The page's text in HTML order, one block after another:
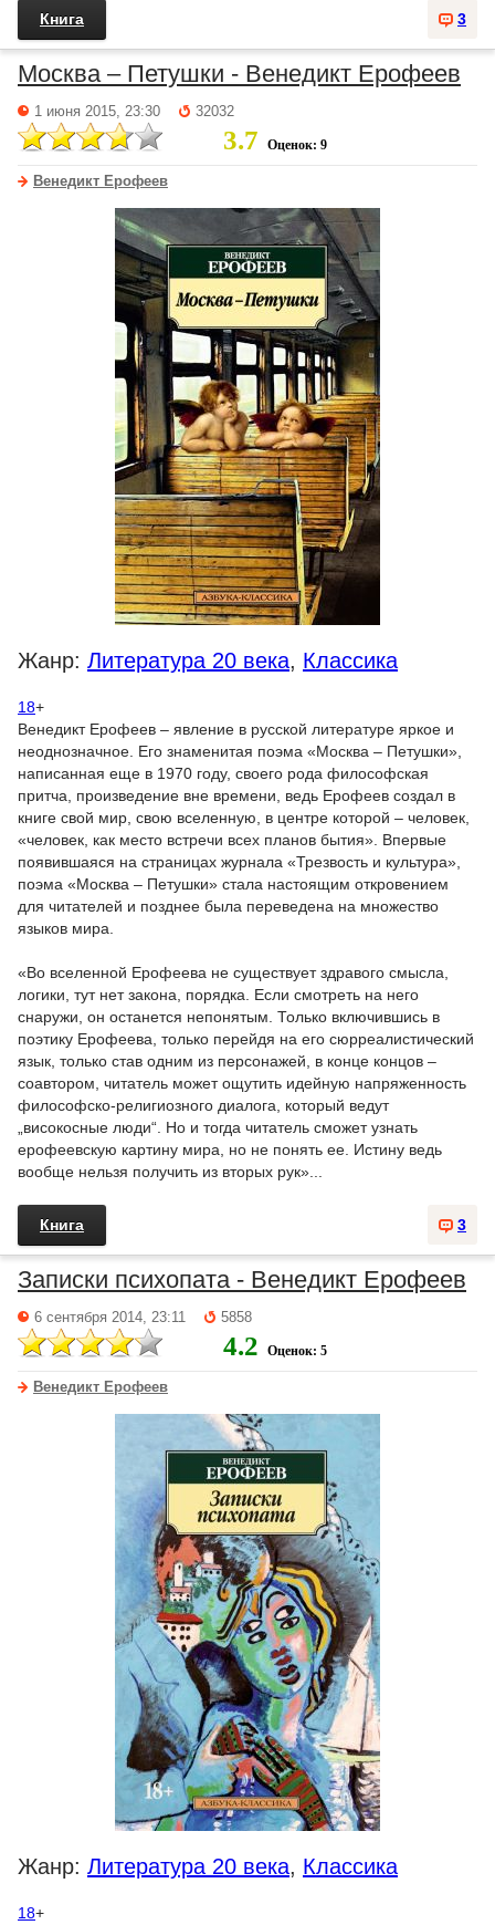
3
Книга
Москва – Петушки - Венедикт Ерофеев
1 июня 2015, 23:30 32032
3.7 Оценок: 9
Венедикт Ерофеев
Жанр: Литература 20 века, Классика
18+
Венедикт Ерофеев – явление в русской литературе яркое и
неоднозначное. Его знаменитая поэма «Москва – Петушки»,
написанная еще в 1970 году, своего рода философская
притча, произведение вне времени, ведь Ерофеев создал в
книге свой мир, свою вселенную, в центре которой – человек,
«человек, как место встречи всех планов бытия». Впервые
появившаяся на страницах журнала «Трезвость и культура»,
поэма «Москва – Петушки» стала настоящим откровением
для читателей и позднее была переведена на множество
языков мира.
«Во вселенной Ерофеева не существует здравого смысла,
логики, тут нет закона, порядка. Если смотреть на него
снаружи, он останется непонятым. Только включившись в
поэтику Ерофеева, только перейдя на его сюрреалистический
язык, только став одним из персонажей, в конце концов –
соавтором, читатель может ощутить идейную напряженность
философско-религиозного диалога, который ведут
„високосные люди“. Но и тогда читатель сможет узнать
ерофеевскую картину мира, но не понять ее. Истину ведь
вообще нельзя получить из вторых рук»...
3
Книга
Записки психопата - Венедикт Ерофеев
6 сентября 2014, 23:11 5858
4.2 Оценок: 5
Венедикт Ерофеев
Жанр: Литература 20 века, Классика
18+